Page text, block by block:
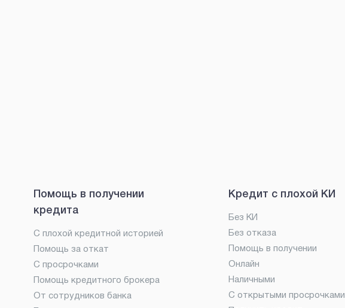
Помощь в получении
кредита
С плохой кредитной историей
Помощь за откат
С просрочками
Помощь кредитного брокера
От сотрудников банка
Кредит с плохой КИ
Без КИ
Без отказа
Помощь в получении
Онлайн
Наличными
С открытыми просрочками